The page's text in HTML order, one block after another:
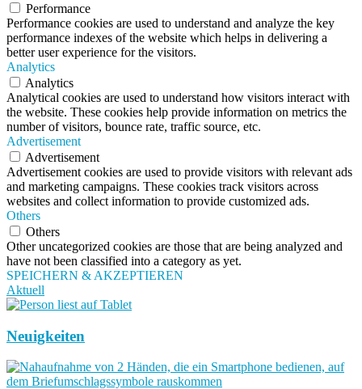
Performance
Performance cookies are used to understand and analyze the key
performance indexes of the website which helps in delivering a
better user experience for the visitors.
Analytics
Analytics
Analytical cookies are used to understand how visitors interact with
the website. These cookies help provide information on metrics the
number of visitors, bounce rate, traffic source, etc.
Advertisement
Advertisement
Advertisement cookies are used to provide visitors with relevant ads
and marketing campaigns. These cookies track visitors across
websites and collect information to provide customized ads.
Others
Others
Other uncategorized cookies are those that are being analyzed and
have not been classified into a category as yet.
SPEICHERN & AKZEPTIEREN
Aktuell
Neuigkeiten